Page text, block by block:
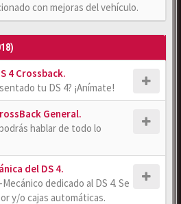
con mejoras del vehículo.
4 Crossback.
tu DS 4? ¡Anímate!
General.
hablar de todo lo
del DS 4.
dedicado al DS 4. Se
y/o cajas automáticas.